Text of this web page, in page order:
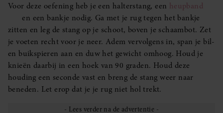
Voor deze oefening heb je een halterstang, een heupband
en een bankje nodig. Ga met je rug tegen het bankje
zitten en leg de stang op je schoot, boven je schaambot. Zet
je voeten recht voor je neer. Adem vervolgens in, span je bil-
en buikspieren aan en duw het gewicht omhoog. Houd je
knieën daarbij in een hoek van 90 graden. Houd deze
houding een seconde vast en breng de stang weer naar
beneden. Let erop dat je je rug niet hol trekt.